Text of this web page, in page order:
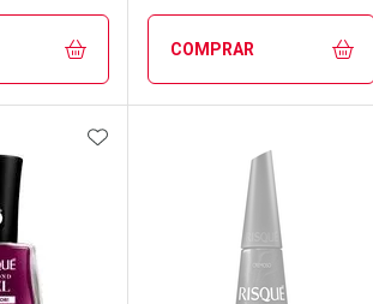
COMPRAR
Laboratório
Por Menos
ADICIONAR AOS FAVORITOS